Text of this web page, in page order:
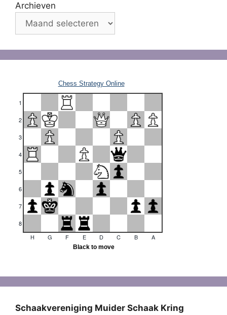
Archieven
Schaakvereniging Muider Schaak Kring